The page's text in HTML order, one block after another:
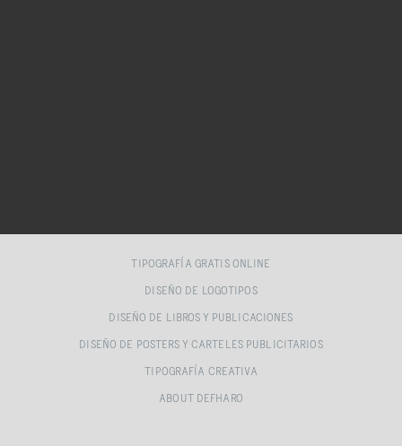
TIPOGRAFÍA GRATIS ONLINE
DISEÑO DE LOGOTIPOS
DISEÑO DE LIBROS Y PUBLICACIONES
DISEÑO DE POSTERS Y CARTELES PUBLICITARIOS
TIPOGRAFÍA CREATIVA
ABOUT DEFHARO